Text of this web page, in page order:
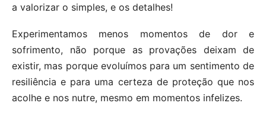
a valorizar o simples, e os detalhes!
Experimentamos menos momentos de dor e
sofrimento, não porque as provações deixam de
existir, mas porque evoluímos para um sentimento de
resiliência e para uma certeza de proteção que nos
acolhe e nos nutre, mesmo em momentos infelizes.